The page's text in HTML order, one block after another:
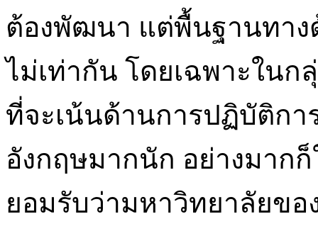
ต้องพัฒนา แต่พื้นฐานทา
ไม่เท่ากัน โดยเฉพาะใน
ที่จะเน้นด้านการปฏิบัติกา
อังกฤษมากนัก อย่างมาก
ยอมรับว่ามหาวิทยาลัยขอ